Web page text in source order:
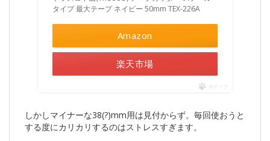
タイプ 最大テープ ネイビー 50mm TEX-226A
Amazon
楽天市場
ポチップ
しかしマイナーな38(?)mm用は見付からず。毎回使おうと
する度にカリカリするのはストレスすぎます。